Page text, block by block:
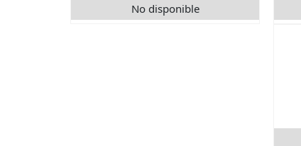
No disponible